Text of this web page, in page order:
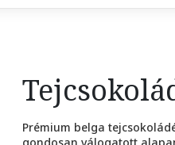
Prémium belga